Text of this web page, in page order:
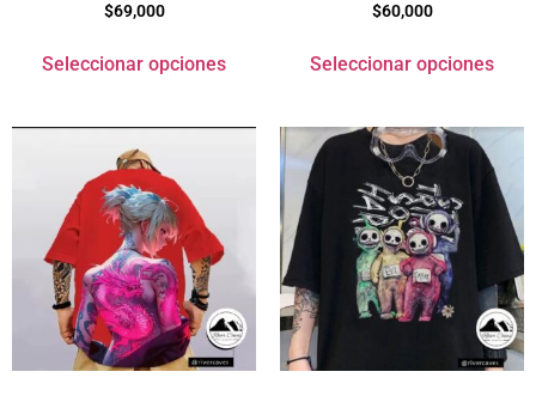
$69,000
Seleccionar opciones
$60,000
Seleccionar opciones